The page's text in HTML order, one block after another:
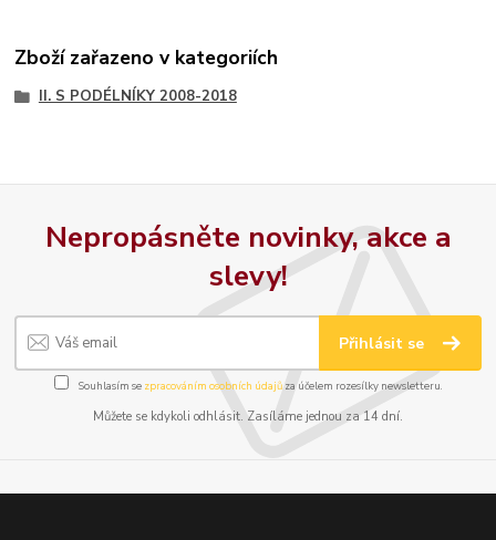
Zboží zařazeno v kategoriích
II. S PODÉLNÍKY 2008-2018
Nepropásněte novinky, akce a
slevy!
Přihlásit se
Souhlasím se zpracováním osobních údajůza účelem rozesílky newsletteru.
Můžete se kdykoli odhlásit. Zasíláme jednou za 14 dní.